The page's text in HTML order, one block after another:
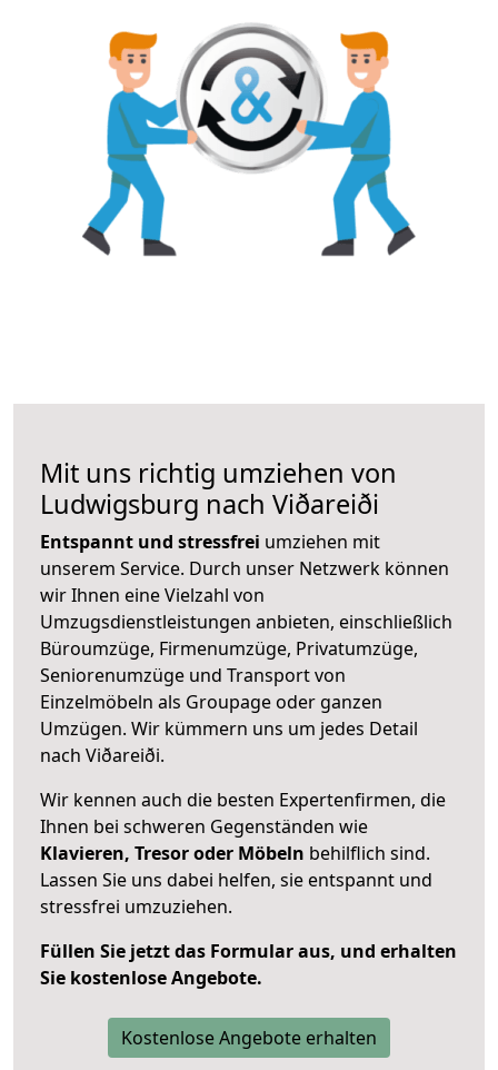
Mit uns richtig umziehen von
Ludwigsburg nach Viðareiði
Entspannt und stressfrei umziehen mit
unserem Service. Durch unser Netzwerk können
wir Ihnen eine Vielzahl von
Umzugsdienstleistungen anbieten, einschließlich
Büroumzüge, Firmenumzüge, Privatumzüge,
Seniorenumzüge und Transport von
Einzelmöbeln als Groupage oder ganzen
Umzügen. Wir kümmern uns um jedes Detail
nach Viðareiði.
Wir kennen auch die besten Expertenfirmen, die
Ihnen bei schweren Gegenständen wie
Klavieren, Tresor oder Möbeln behilflich sind.
Lassen Sie uns dabei helfen, sie entspannt und
stressfrei umzuziehen.
Füllen Sie jetzt das Formular aus, und erhalten
Sie kostenlose Angebote.
Kostenlose Angebote erhalten